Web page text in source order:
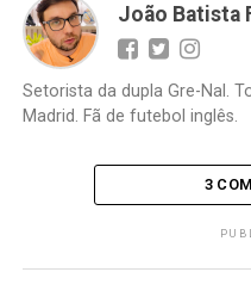
João Batista
Setorista da dupla Gre-Nal.
Madrid. Fã de futebol inglês.
3